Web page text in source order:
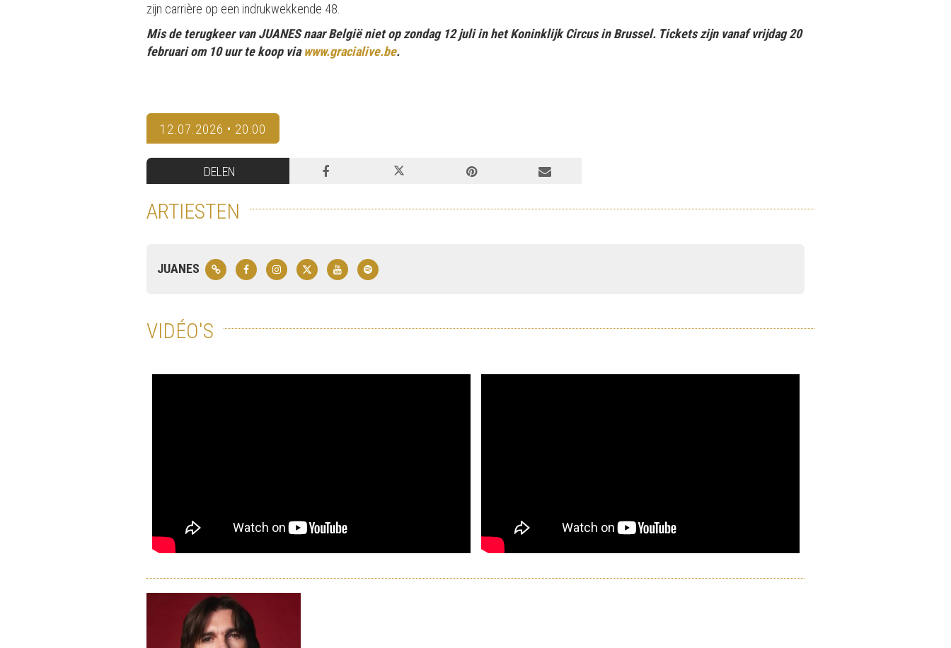
zijn carrière op een indrukwekkende 48.
Mis de terugkeer van JUANES naar België niet op zondag 12 juli in het Koninklijk Circus in Brussel. Tickets zijn vanaf vrijdag 20
februari om 10 uur te koop viawww.gracialive.be.
12.07.2026 • 20:00
DELEN
ARTIESTEN
JUANES
VIDÉO'S